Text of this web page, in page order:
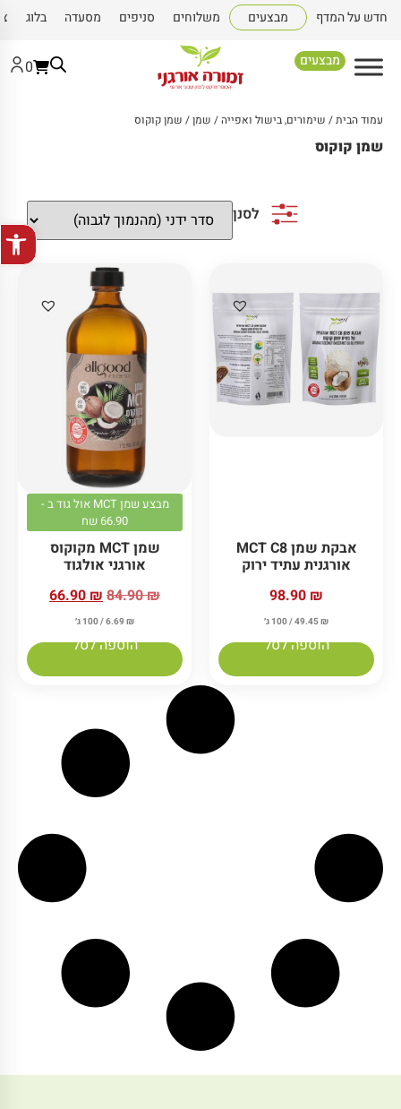
פתח
חדש על המדף מבצעים משלוחים סניפים מסעדה בלוג
מבצעים 0
עמוד הבית/ שימורים, בישול ואפייה/ שמן/ שמן קוקוס
שמן קוקוס
לסנן
אבקת שמן MCT C8
אורגנית עתיד ירוק
98.90 ₪
49.45₪ / 100 ג׳
הוספה לסל
מבצע שמן MCT אול גוד ב -
66.90 שח
שמן MCT מקוקוס
אורגני אולגוד
84.90₪
66.90 ₪
6.69 ₪ / 100 ג׳
הוספה לסל